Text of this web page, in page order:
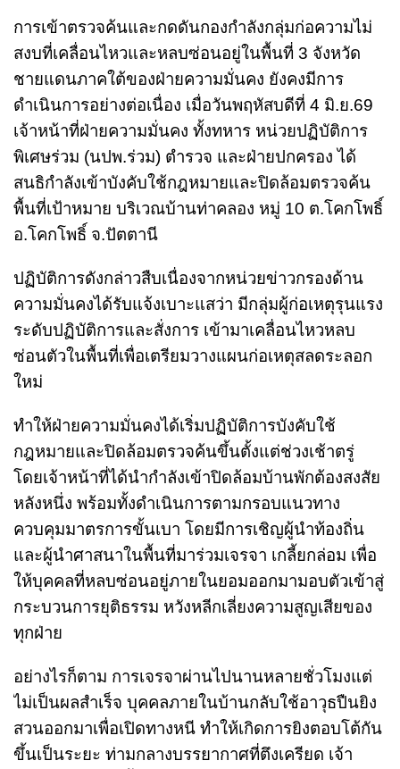
การเข้าตรวจค้นและกดดันกองกำลังกลุ่มก่อความไม่
สงบที่เคลื่อนไหวและหลบซ่อนอยู่ในพื้นที่ 3 จังหวัด
ชายแดนภาคใต้ของฝ่ายความมั่นคง ยังคงมีการ
ดำเนินการอย่างต่อเนื่อง เมื่อวันพฤหัสบดีที่ 4 มิ.ย.69
เจ้าหน้าที่ฝ่ายความมั่นคง ทั้งทหาร หน่วยปฏิบัติการ
พิเศษร่วม (นปพ.ร่วม) ตำรวจ และฝ่ายปกครอง ได้
สนธิกำลังเข้าบังคับใช้กฎหมายและปิดล้อมตรวจค้น
พื้นที่เป้าหมาย บริเวณบ้านท่าคลอง หมู่ 10 ต.โคกโพธิ์
อ.โคกโพธิ์ จ.ปัตตานี
ปฏิบัติการดังกล่าวสืบเนื่องจากหน่วยข่าวกรองด้าน
ความมั่นคงได้รับแจ้งเบาะแสว่า มีกลุ่มผู้ก่อเหตุรุนแรง
ระดับปฏิบัติการและสั่งการ เข้ามาเคลื่อนไหวหลบ
ซ่อนตัวในพื้นที่เพื่อเตรียมวางแผนก่อเหตุสลดระลอก
ใหม่
ทำให้ฝ่ายความมั่นคงได้เริ่มปฏิบัติการบังคับใช้
กฎหมายและปิดล้อมตรวจค้นขึ้นตั้งแต่ช่วงเช้าตรู่
โดยเจ้าหน้าที่ได้นำกำลังเข้าปิดล้อมบ้านพักต้องสงสัย
หลังหนึ่ง พร้อมทั้งดำเนินการตามกรอบแนวทาง
ควบคุมมาตรการขั้นเบา โดยมีการเชิญผู้นำท้องถิ่น
และผู้นำศาสนาในพื้นที่มาร่วมเจรจา เกลี้ยกล่อม เพื่อ
ให้บุคคลที่หลบซ่อนอยู่ภายในยอมออกมามอบตัวเข้าสู่
กระบวนการยุติธรรม หวังหลีกเลี่ยงความสูญเสียของ
ทุกฝ่าย
อย่างไรก็ตาม การเจรจาผ่านไปนานหลายชั่วโมงแต่
ไม่เป็นผลสำเร็จ บุคคลภายในบ้านกลับใช้อาวุธปืนยิง
สวนออกมาเพื่อเปิดทางหนี ทำให้เกิดการยิงตอบโต้กัน
ขึ้นเป็นระยะ ท่ามกลางบรรยากาศที่ตึงเครียด เจ้า